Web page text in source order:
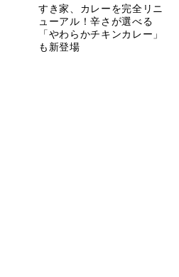
すき家、カレーを完全リニ
ューアル！辛さが選べる
「やわらかチキンカレー」
も新登場